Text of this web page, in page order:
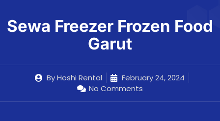
Sewa Freezer Frozen Food
Garut
ByHoshi Rental
February 24, 2024
No Comments